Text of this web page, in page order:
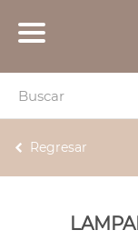
Regresar